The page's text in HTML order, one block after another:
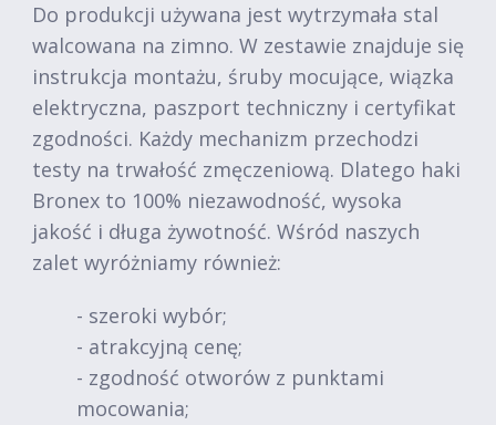
Do produkcji używana jest wytrzymała stal
walcowana na zimno. W zestawie znajduje się
instrukcja montażu, śruby mocujące, wiązka
elektryczna, paszport techniczny i certyfikat
zgodności. Każdy mechanizm przechodzi
testy na trwałość zmęczeniową. Dlatego haki
Bronex to 100% niezawodność, wysoka
jakość i długa żywotność. Wśród naszych
zalet wyróżniamy również:
- szeroki wybór;
- atrakcyjną cenę;
- zgodność otworów z punktami
mocowania;